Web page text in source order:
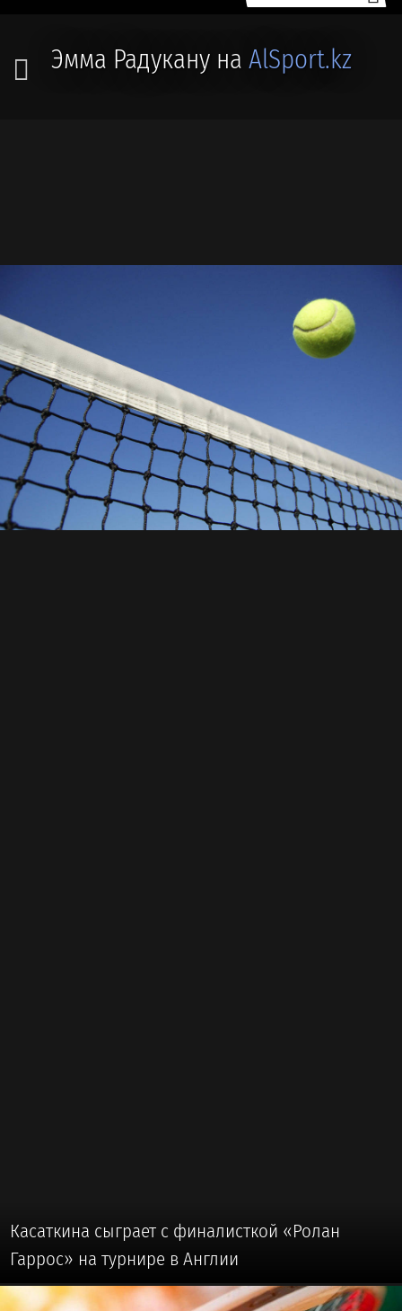
Эмма Радукану на AlSport.kz
Касаткина сыграет с финалисткой «Ролан
Гаррос» на турнире в Англии
🥎 #ТЕННИС